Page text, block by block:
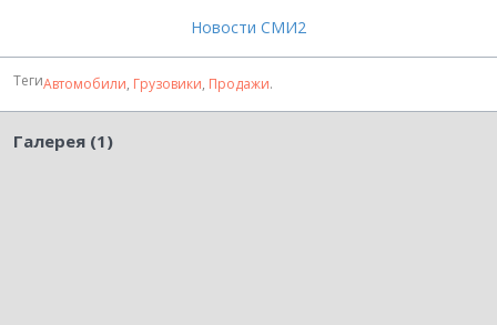
Новости СМИ2
ТегиАвтомобили, Грузовики, Продажи.
Галерея (1)